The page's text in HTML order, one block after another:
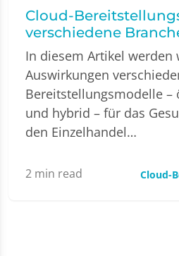
Cloud-
verschiedene
In diesem Artikel werden
Auswirkungen
Bereitstellungsmodelle
und hybrid – für das
den Einzelhandel…
2 min read Cloud-